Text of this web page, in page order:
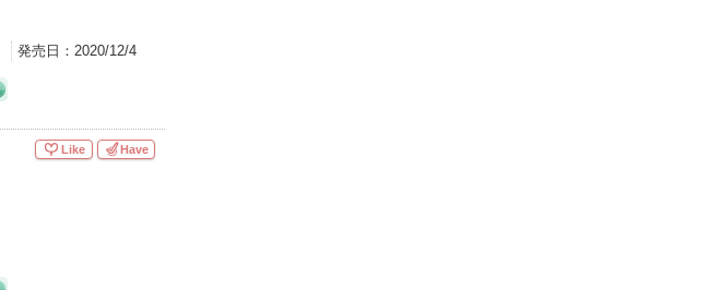
発売日： 2020/12/4
Like Have